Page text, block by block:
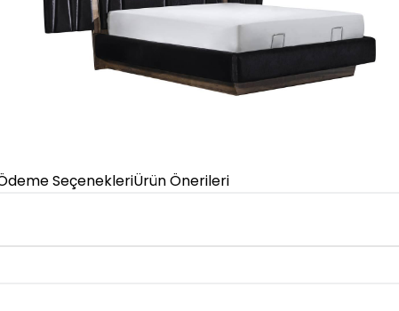
SeçenekleriÜrün Önerileri